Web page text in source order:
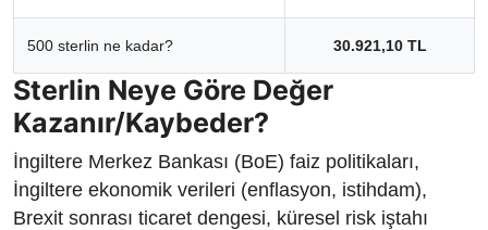
500 sterlin ne kadar? 30.921,10 TL
Sterlin Neye Göre Değer
Kazanır/Kaybeder?
İngiltere Merkez Bankası (BoE) faiz politikaları,
İngiltere ekonomik verileri (enflasyon, istihdam),
Brexit sonrası ticaret dengesi, küresel risk iştahı